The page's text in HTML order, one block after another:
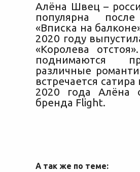
Алёна Швец –
популярна
«Вписка на
2020 году
«Королева
поднимаются
различные
встречается
2020 года Алёна
бренда Flight.
А так же по теме: